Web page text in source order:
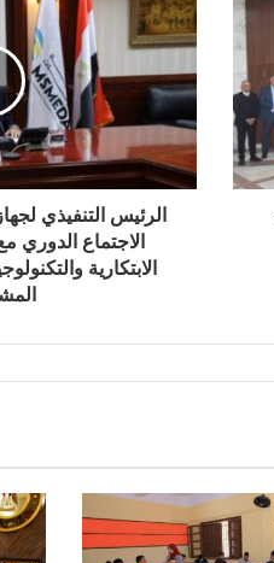
الرئيس التنفيذي
الاجتماع
الابتكارية